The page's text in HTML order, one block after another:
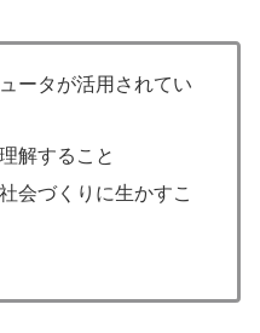
ータが活用されてい
解すること
会づくりに生かすこ